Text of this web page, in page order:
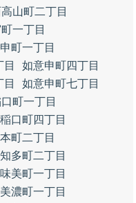
山町二丁目
一丁目
町一丁目
如意申町四丁目
如意申町七丁目
町一丁目
稲口町四丁目
町二丁目
知多町二丁目
味美町一丁目
美濃町一丁目